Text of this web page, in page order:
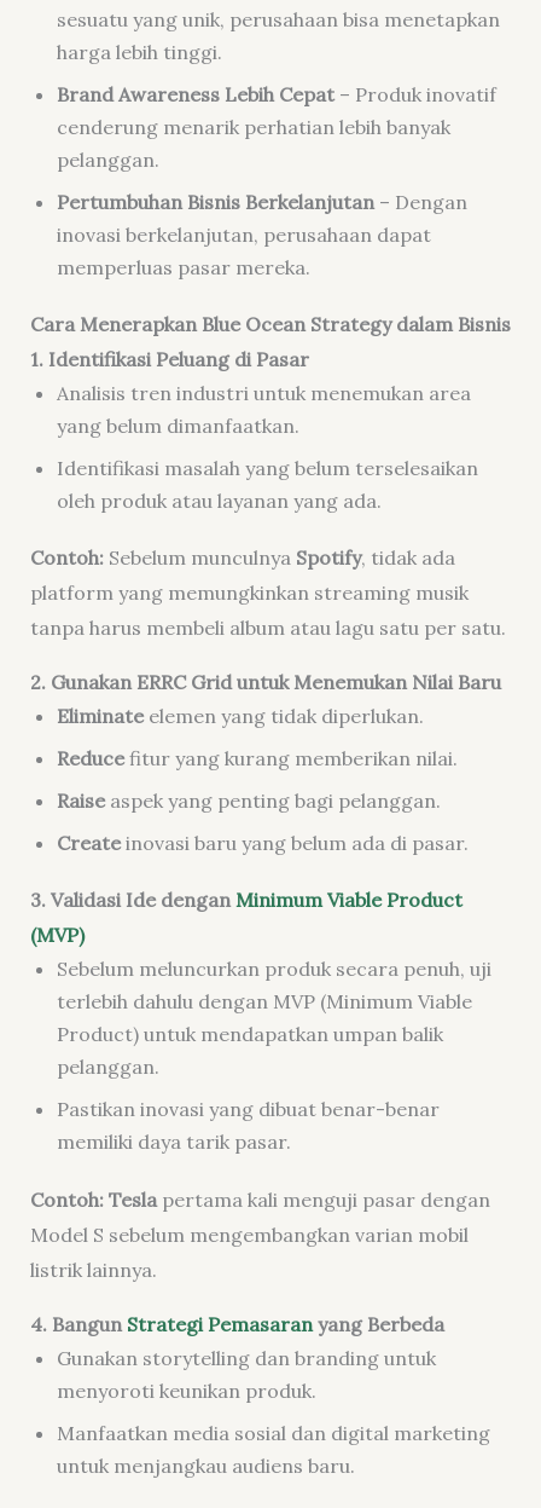
sesuatu yang unik, perusahaan bisa menetapkan
harga lebih tinggi.
Brand Awareness Lebih Cepat– Produk inovatif
cenderung menarik perhatian lebih banyak
pelanggan.
Pertumbuhan Bisnis Berkelanjutan– Dengan
inovasi berkelanjutan, perusahaan dapat
memperluas pasar mereka.
Cara Menerapkan Blue Ocean Strategy dalam Bisnis
1. Identifikasi Peluang di Pasar
Analisis tren industri untuk menemukan area
yang belum dimanfaatkan.
Identifikasi masalah yang belum terselesaikan
oleh produk atau layanan yang ada.
Contoh: Sebelum munculnya Spotify, tidak ada
platform yang memungkinkan streaming musik
tanpa harus membeli album atau lagu satu per satu.
2. Gunakan ERRC Grid untuk Menemukan Nilai Baru
Eliminateelemen yang tidak diperlukan.
Reducefitur yang kurang memberikan nilai.
Raiseaspek yang penting bagi pelanggan.
Createinovasi baru yang belum ada di pasar.
3. Validasi Ide denganMinimum Viable Product
(MVP)
Sebelum meluncurkan produk secara penuh, uji
terlebih dahulu dengan MVP (Minimum Viable
Product) untuk mendapatkan umpan balik
pelanggan.
Pastikan inovasi yang dibuat benar-benar
memiliki daya tarik pasar.
Contoh: Teslapertama kali menguji pasar dengan
Model S sebelum mengembangkan varian mobil
listrik lainnya.
4. Bangun Strategi Pemasaranyang Berbeda
Gunakan storytelling dan branding untuk
menyoroti keunikan produk.
Manfaatkan media sosial dan digital marketing
untuk menjangkau audiens baru.